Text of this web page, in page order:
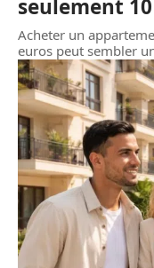
seulement
Acheter un
euros peut sembler